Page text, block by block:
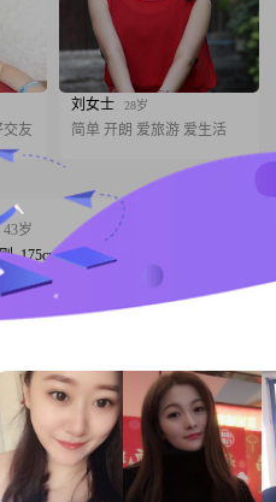
友
刘女士 28岁
简单 开朗 爱旅游 爱生活
43岁
, 175cm, 离异, 未填写
一位出生于1985年的男士，身高
活在美丽的日喀则##3002##我的月
在生活中，我成熟稳重，真诚可
非常认真##3002##我热爱烹饪，喜欢
，觉得
跟TA联系
35岁
, 166cm, 未婚, 证券
166，体重60，我的愿望:通过炒股票